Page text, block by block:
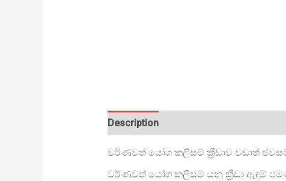
Description
වර්ණවත් යෝග කලිසම් ක්‍රීඩාව වඩාත්
වර්ණවත් යෝග කලිසම් යනු ක්‍රීඩා ඇඳුම්